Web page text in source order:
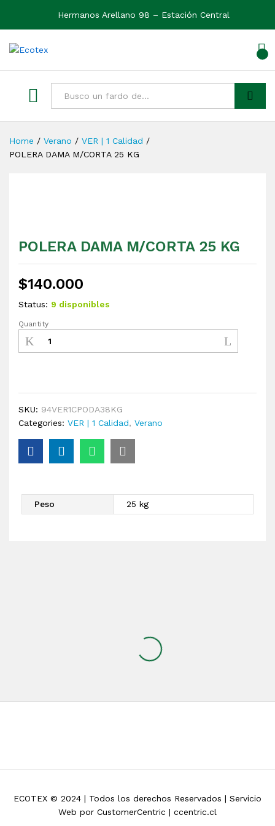
Hermanos Arellano 98 – Estación Central
Buscar
Home / Verano / VER | 1 Calidad /
POLERA DAMA M/CORTA 25 KG
POLERA DAMA M/CORTA 25 KG
$140.000
Status: 9 disponibles
Quantity
SKU: 94VER1CPODA38KG
Categories: VER | 1 Calidad, Verano
Peso 25 kg
ECOTEX © 2024 | Todos los derechos Reservados | Servicio
Web por CustomerCentric | ccentric.cl